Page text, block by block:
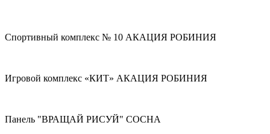
Спортивный комплекс № 10 АКАЦИЯ РОБИНИЯ
Игровой комплекс «КИТ» АКАЦИЯ РОБИНИЯ
Панель "ВРАЩАЙ РИСУЙ" СОСНА